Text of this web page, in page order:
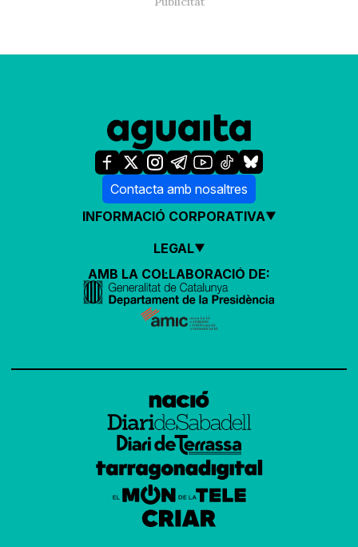
Contacta amb nosaltres
INFORMACIÓ CORPORATIVA
LEGAL
AMB LA COL·LABORACIÓ DE: